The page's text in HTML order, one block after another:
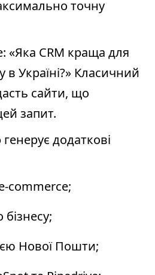
точну
«Яка CRM краща для
в Україні?» Класичний
сайти, що
запит.
додаткові
commerce;
Нової Пошти;